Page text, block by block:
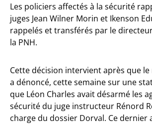
Les policiers affectés à la sécurité
juges Jean Wilner Morin et Ikenson
rappelés et transférés par le
la PNH.
Cette décision intervient après que
a dénoncé, cette semaine sur une
que Léon Charles avait désarmé les
sécurité du juge instructeur Rénord
charge du dossier Dorval. Ce dernier